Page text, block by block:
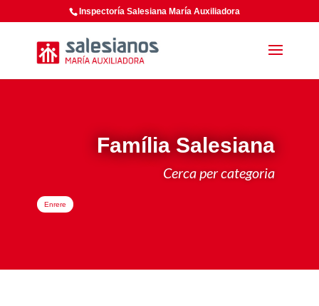
Inspectoría Salesiana María Auxiliadora
Família Salesiana
Cerca per categoria
Enrere